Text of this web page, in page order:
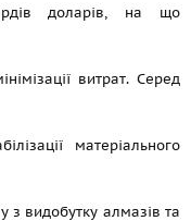
доларів, на що
витрат. Серед
матеріального
з видобутку алмазів та